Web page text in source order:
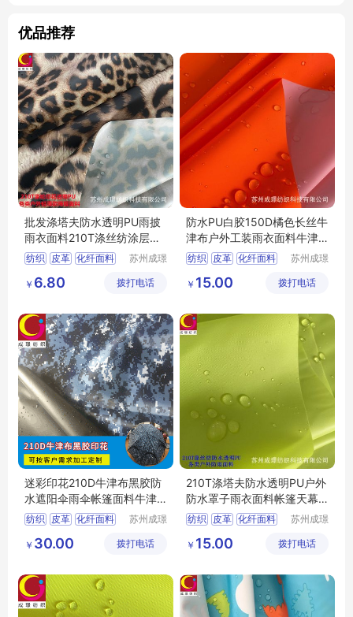
优品推荐
批发涤塔夫防水透明PU雨披
雨衣面料210T涤丝纺涂层面
料
纺织 皮革 化纤面料
苏州成璟
有限公司
￥ 6.80 拨打电话
防水PU白胶150D橘色长丝牛
津布户外工装雨衣面料牛津
布
纺织 皮革 化纤面料
苏州成璟
有限公司
￥ 15.00 拨打电话
迷彩印花210D牛津布黑胶防
水遮阳伞雨伞帐篷面料牛津
布
纺织 皮革 化纤面料
苏州成璟
有限公司
￥ 30.00 拨打电话
210T涤塔夫防水透明PU户外
防水罩子雨衣面料帐篷天幕
面料涤塔夫
纺织 皮革 化纤面料
苏州成璟
有限公司
￥ 15.00 拨打电话